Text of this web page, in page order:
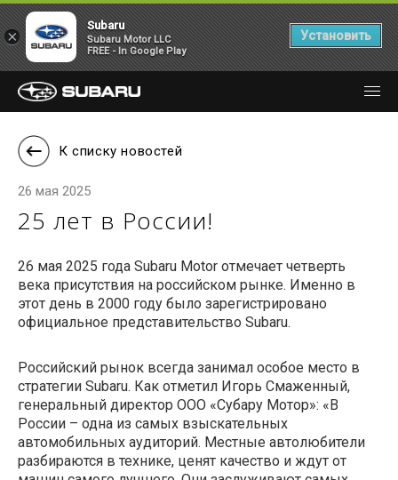
К списку новостей
26 мая 2025
25 лет в России!
26 мая 2025 года Subaru Motor отмечает четверть
века присутствия на российском рынке. Именно в
этот день в 2000 году было зарегистрировано
официальное представительство Subaru.
Российский рынок всегда занимал особое место в
стратегии Subaru. Как отметил Игорь Смаженный,
генеральный директор ООО «Субару Мотор»: «В
России – одна из самых взыскательных
автомобильных аудиторий. Местные автолюбители
разбираются в технике, ценят качество и ждут от
×
Subaru
Subaru Motor LLC
FREE - In Google Play
Установить